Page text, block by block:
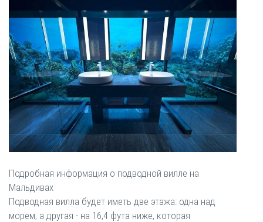
Подробная информация о подводной вилле на
Мальдивах
Подводная вилла будет иметь две этажа: одна над
морем, а другая - на 16,4 фута ниже, которая